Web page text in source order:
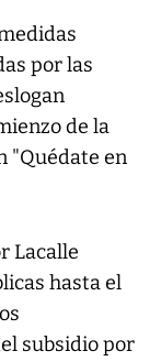
por las
de la
"Quédate en
Lacalle
hasta el
subsidio por